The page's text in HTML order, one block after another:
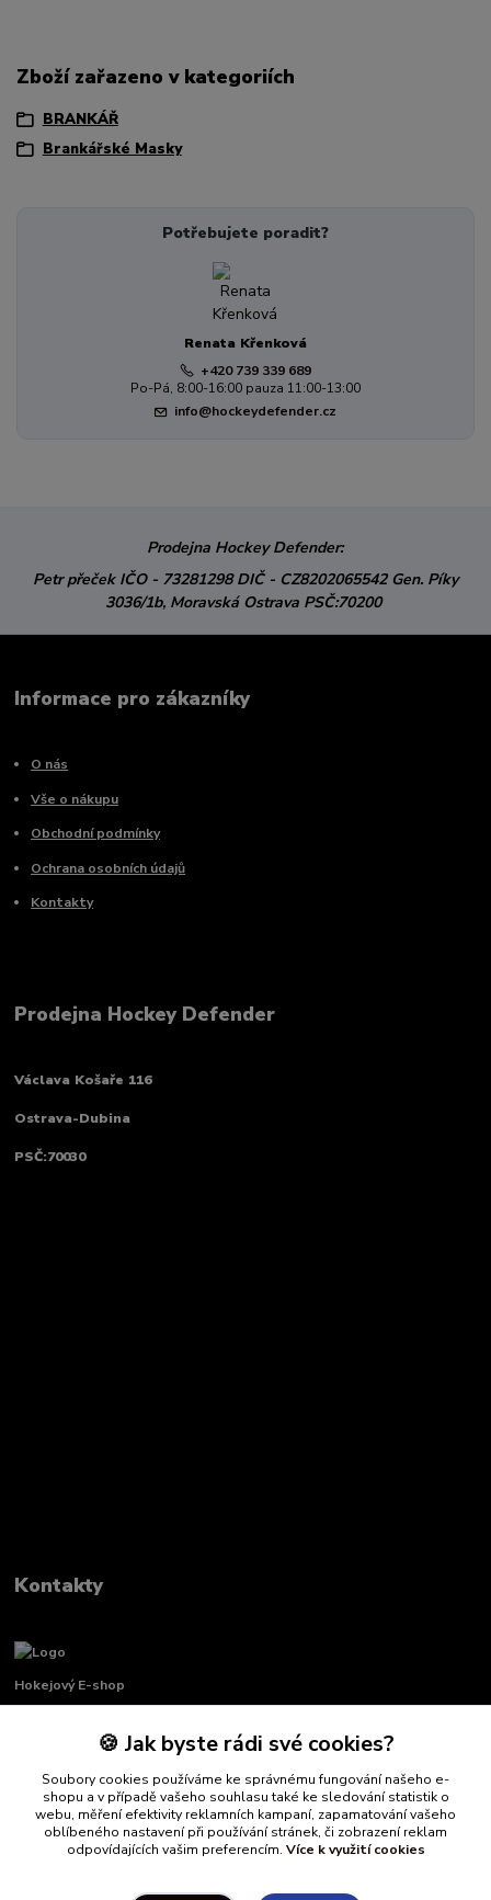
Zboží zařazeno v kategoriích
BRANKÁŘ
Brankářské Masky
Potřebujete poradit?
Renata Křenková
+420 739 339 689
Po-Pá, 8:00-16:00 pauza 11:00-13:00
info@hockeydefender.cz
Prodejna Hockey Defender:
Petr přeček IČO - 73281298DIČ - CZ8202065542 Gen. Píky
3036/1b, Moravská Ostrava PSČ:70200
Informace pro zákazníky
O nás
Vše o nákupu
Obchodní podmínky
Ochrana osobních údajů
Kontakty
Prodejna Hockey Defender
Václava Košaře 116
Ostrava-Dubina
PSČ:70030
Kontakty
Hokejový E-shop
Renata Křenková
+420 739 339 689
Po-Pá, 8:00-16:00 pauza 11:00-13:00
info@hockeydefender.cz
🍪 Jak byste rádi své cookies?
Soubory cookies používáme ke správnému fungování našeho e-
shopu a v případě vašeho souhlasu také ke sledování statistik o
webu, měření efektivity reklamních kampaní, zapamatování vašeho
oblíbeného nastavení při používání stránek, či zobrazení reklam
odpovídajících vašim preferencím. Více k využití cookies